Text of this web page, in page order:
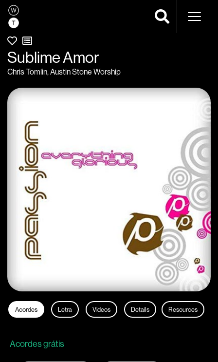
Sublime Amor
Chris Tomlin,Austin Stone Worship
Acordes Letra Videos Details Resources
Acordes grátis